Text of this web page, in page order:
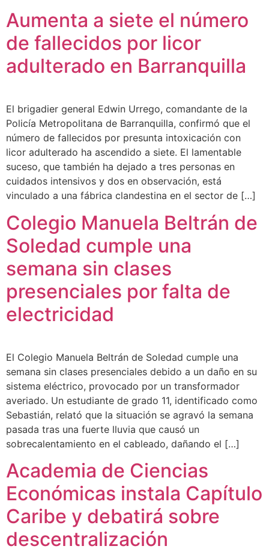
Aumenta a siete el número
de fallecidos por licor
adulterado en Barranquilla
El brigadier general Edwin Urrego, comandante de la
Policía Metropolitana de Barranquilla, confirmó que el
número de fallecidos por presunta intoxicación con
licor adulterado ha ascendido a siete. El lamentable
suceso, que también ha dejado a tres personas en
cuidados intensivos y dos en observación, está
vinculado a una fábrica clandestina en el sector de […]
Colegio Manuela Beltrán de
Soledad cumple una
semana sin clases
presenciales por falta de
electricidad
El Colegio Manuela Beltrán de Soledad cumple una
semana sin clases presenciales debido a un daño en su
sistema eléctrico, provocado por un transformador
averiado. Un estudiante de grado 11, identificado como
Sebastián, relató que la situación se agravó la semana
pasada tras una fuerte lluvia que causó un
sobrecalentamiento en el cableado, dañando el […]
Academia de Ciencias
Económicas instala Capítulo
Caribe y debatirá sobre
descentralización